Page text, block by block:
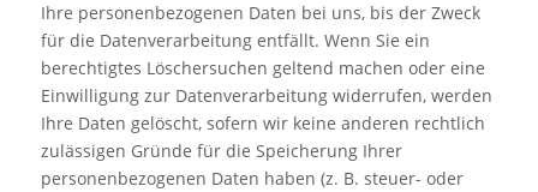
Ihre personenbezogenen Daten bei uns, bis der Zweck
für die Datenverarbeitung entfällt. Wenn Sie ein
berechtigtes Löschersuchen geltend machen oder eine
Einwilligung zur Datenverarbeitung widerrufen, werden
Ihre Daten gelöscht, sofern wir keine anderen rechtlich
zulässigen Gründe für die Speicherung Ihrer
personenbezogenen Daten haben (z. B. steuer- oder